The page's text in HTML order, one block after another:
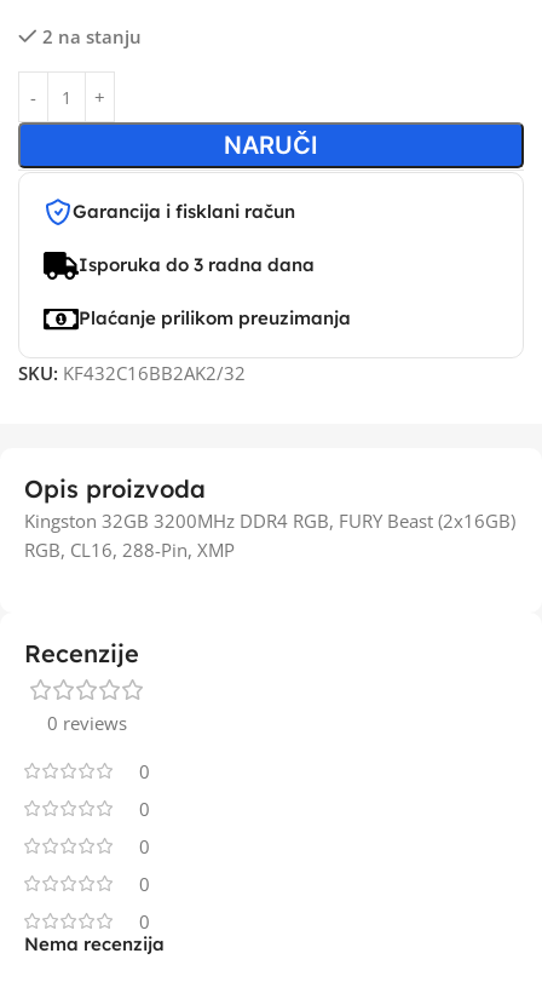
2 na stanju
NARUČI
Garancija i fisklani račun
Isporuka do 3 radna dana
Plaćanje prilikom preuzimanja
SKU: KF432C16BB2AK2/32
Opis proizvoda
Kingston 32GB 3200MHz DDR4 RGB, FURY Beast (2x16GB)
RGB, CL16, 288-Pin, XMP
Recenzije
0 reviews
0
0
0
0
0
Nema recenzija